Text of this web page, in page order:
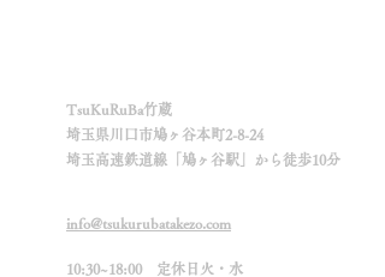
​TsuKuRuBa竹蔵
埼玉県川口市鳩ヶ谷本町2-8-24
埼玉高速鉄道線「鳩ヶ谷駅」から徒歩10分
info@tsukurubatakezo.com
10:30~18:00 定休日火・水